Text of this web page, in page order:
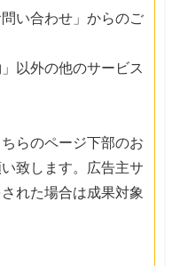
い合わせ」からのご
以外の他のサービス
らのページ下部のお
致します。広告主サ
れた場合は成果対象